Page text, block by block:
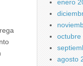
enero
octubre
agosto